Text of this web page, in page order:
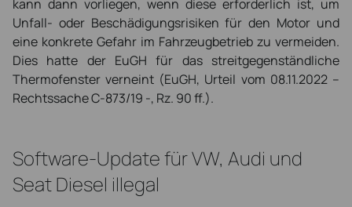
kann dann vorliegen, wenn diese erforderlich ist, um
Unfall- oder Beschädigungsrisiken für den Motor und
eine konkrete Gefahr im Fahrzeugbetrieb zu vermeiden.
Dies hatte der EuGH für das streitgegenständliche
Thermofenster verneint (EuGH, Urteil vom 08.11.2022 –
Rechtssache C-873/19 -, Rz. 90 ff.).
Software-Update für VW, Audi und
Seat Diesel illegal